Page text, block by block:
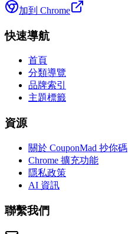
加到 Chrome
快速導航
首頁
分類導覽
品牌索引
主題標籤
資源
關於 CouponMad 抄你碼
Chrome 擴充功能
隱私政策
AI 資訊
聯繫我們